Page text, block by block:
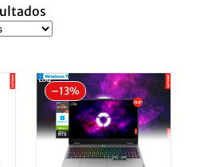
por
–13%